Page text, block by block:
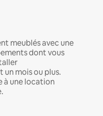
meublés avec une
dont vous
mois ou plus.
à une location